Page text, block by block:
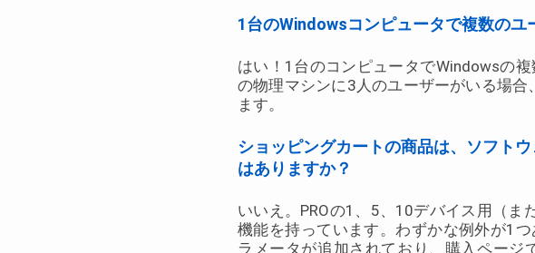
1台のWindowsコンピュータで複数のユ
はい！1台のコンピュータでWindowsの
の物理マシンに3人のユーザーがいる場
ます。
ショッピングカートの商品は、ソフト
はありますか？
いいえ。PROの1、5、10デバイス用（
機能を持っています。わずかな例外が1
ラメータが追加されており、購入ページ